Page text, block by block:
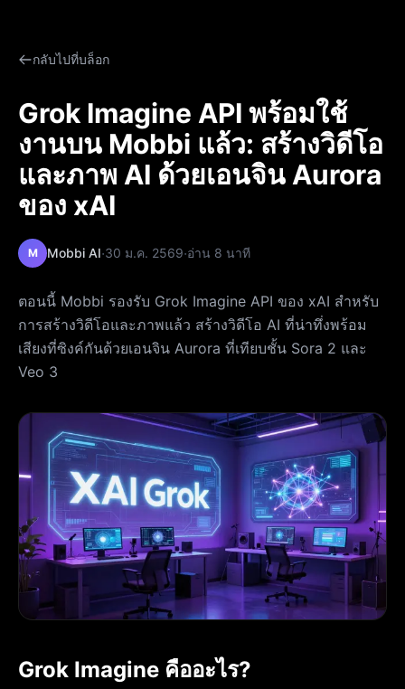
กลับไปที่บล็อก
Grok Imagine API พร้อมใช้
งานบน Mobbi แล้ว: สร้างวิดีโอ
และภาพ AI ด้วยเอนจิน Aurora
ของ xAI
M Mobbi AI·30 ม.ค. 2569·อ่าน 8 นาที
ตอนนี้ Mobbi รองรับ Grok Imagine API ของ xAI สำหรับ
การสร้างวิดีโอและภาพแล้ว สร้างวิดีโอ AI ที่น่าทึ่งพร้อม
เสียงที่ซิงค์กันด้วยเอนจิน Aurora ที่เทียบชั้น Sora 2 และ
Veo 3
Grok Imagine คืออะไร?